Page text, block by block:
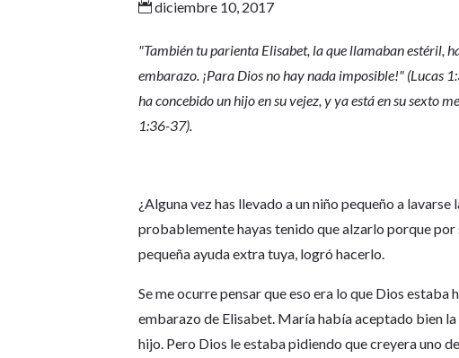
 diciembre 10, 2017
"También tu parienta Elisabet, la que llamaban estéril,
embarazo. ¡Para Dios no hay nada imposible!" (Lucas
ha concebido un hijo en su vejez, y ya está en su sexto
1:36-37).
¿Alguna vez has llevado a un niño pequeño a
probablemente hayas tenido que alzarlo porque por
pequeña ayuda extra tuya, logró hacerlo.
Se me ocurre pensar que eso era lo que Dios
embarazo de Elisabet. María había aceptado bien
hijo. Pero Dios le estaba pidiendo que creyera uno